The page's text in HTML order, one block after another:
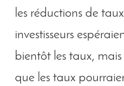
les réductions de
investisseurs
bientôt les taux,
que les taux